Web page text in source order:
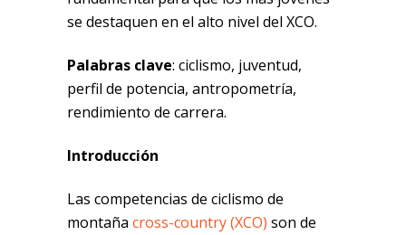
se destaquen en el alto nivel del XCO.
Palabras clave: ciclismo, juventud,
perfil de potencia, antropometría,
rendimiento de carrera.
Introducción
Las competencias de ciclismo de
montaña cross-country (XCO) son de